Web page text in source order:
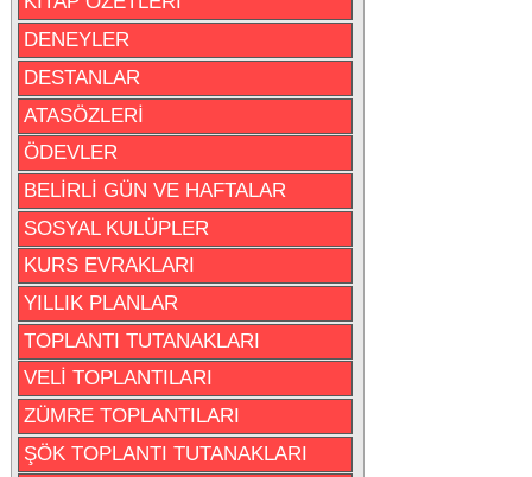
DENEYLER
DESTANLAR
ATASÖZLERİ
ÖDEVLER
BELİRLİ GÜN VE HAFTALAR
SOSYAL KULÜPLER
KURS EVRAKLARI
YILLIK PLANLAR
TOPLANTI TUTANAKLARI
VELİ TOPLANTILARI
ZÜMRE TOPLANTILARI
ŞÖK TOPLANTI TUTANAKLARI